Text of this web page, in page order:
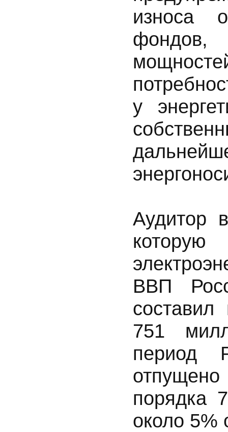
износа
фондов,
у
Аудитор
ВВП
751
период
порядка
около 5%